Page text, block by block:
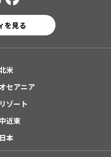
を見る
米
セアニア
リゾート
中近東
日本